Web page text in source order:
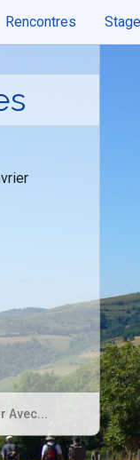
Rencontres
Avec...